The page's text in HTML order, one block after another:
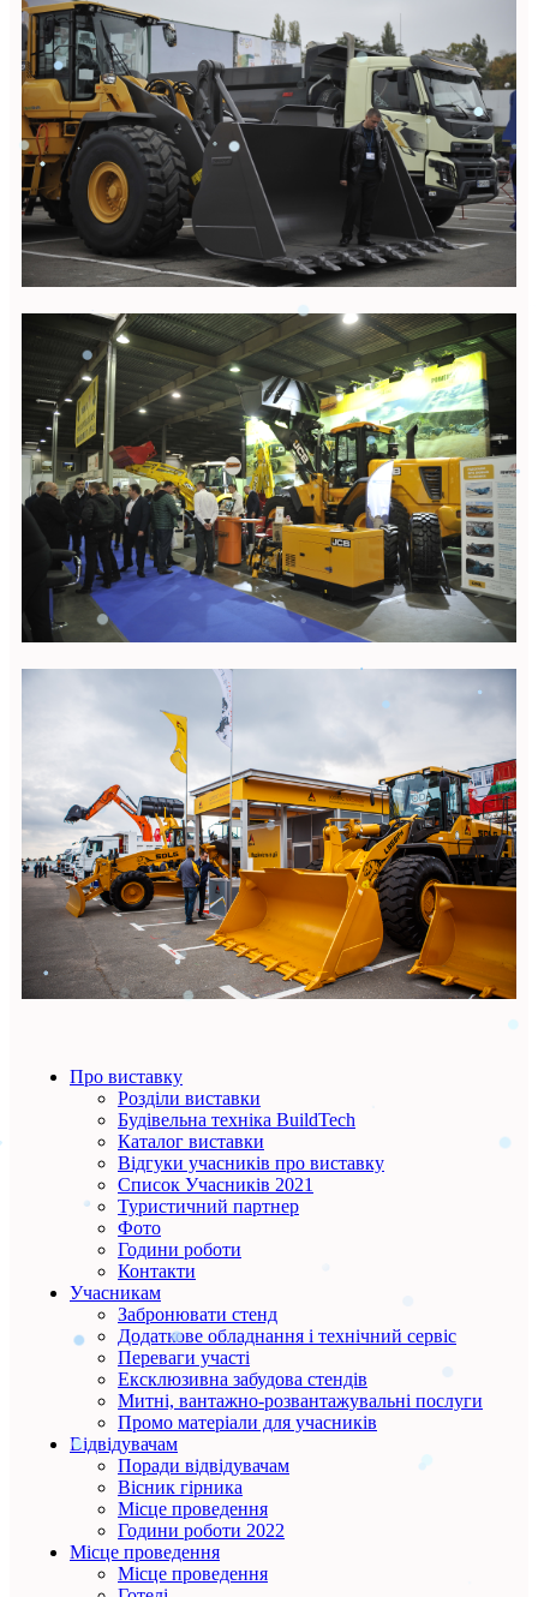
Про виставку
Розділи виставки
Будівельна техніка BuildTech
Каталог виставки
Відгуки учасників про виставку
Список Учасників 2021
Туристичний партнер
Фото
Години роботи
Контакти
Учасникам
Забронювати стенд
Додаткове обладнання і технічний сервіс
Переваги участі
Ексклюзивна забудова стендів
Митні, вантажно-розвантажувальні послуги
Промо матеріали для учасників
Відвідувачам
Поради відвідувачам
Вісник гірника
Місце проведення
Години роботи 2022
Місце проведення
Місце проведення